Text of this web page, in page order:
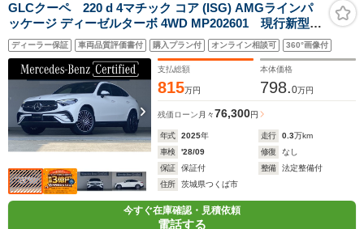
GLCクーペ 220 d 4マチック コア (ISG) AMGラインパ
ッケージ ディーゼルターボ 4WD MP202601 現行新型 P
ルーフ/360度カメラ/20インチAMGアルミ
ディーラー保証 車両品質評価書付 購入プラン付 オンライン相談可 360°画像付
支払総額
815万円
本体価格
798.0万円
残価ローン 月々76,300円
年式 2025年 走行 0.3万km
車検
'28/09 修復
なし
保証
保証付 整備
法定整備付
住所
茨城県つくば市
今すぐ在庫確認・見積依頼
電話する